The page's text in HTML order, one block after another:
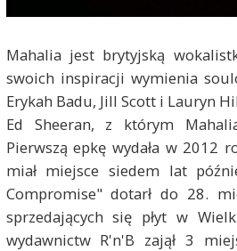
Mahalia jest brytyjską
swoich inspiracji wymienia
Erykah Badu, Jill Scott i Lauryn
Ed Sheeran, z którym
Pierwszą epkę wydała w 2012
miał miejsce siedem lat
Compromise" dotarł do 28.
sprzedających się płyt w
wydawnictw R'n'B zajął 3